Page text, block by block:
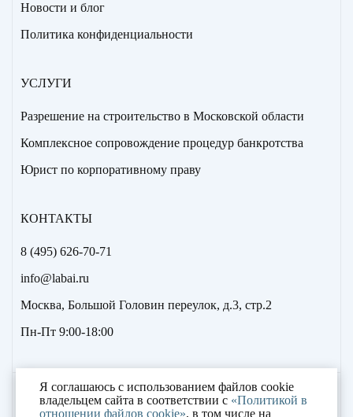
Новости и блог
Политика конфиденциальности
УСЛУГИ
Разрешение на строительство в Московской области
Комплексное сопровождение процедур банкротства
Юрист по корпоративному праву
КОНТАКТЫ
8 (495) 626-70-71
info@labai.ru
Москва, Большой Головин переулок, д.3, стр.2
Пн-Пт 9:00-18:00
2000 – 2023 © «Лаборатория антикризисных
исследований»
Я соглашаюсь с использованием файлов cookie
владельцем сайта в соответствии с «Политикой в
отношении файлов cookie», в том числе на